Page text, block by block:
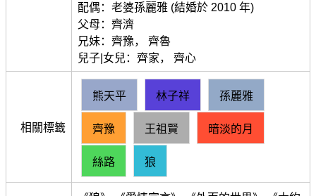
配偶：老婆孫麗雅 (結婚於 2010 年)
父母：齊濟
兄妹：齊豫， 齊魯
兒子|女兒：齊家， 齊心
相關標籤
熊天平 林子祥 孫麗雅
齊豫 王祖賢 暗淡的月
絲路 狼